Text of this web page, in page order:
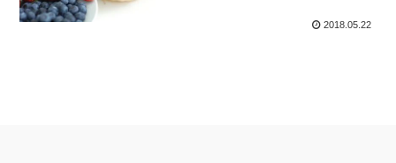
2018.05.22